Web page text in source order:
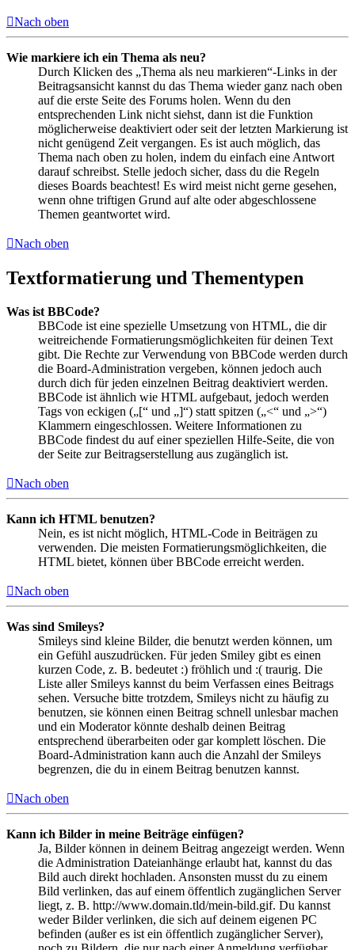
Nach oben
Wie markiere ich ein Thema als neu?
Durch Klicken des „Thema als neu markieren“-Links in der
Beitragsansicht kannst du das Thema wieder ganz nach oben
auf die erste Seite des Forums holen. Wenn du den
entsprechenden Link nicht siehst, dann ist die Funktion
möglicherweise deaktiviert oder seit der letzten Markierung ist
nicht genügend Zeit vergangen. Es ist auch möglich, das
Thema nach oben zu holen, indem du einfach eine Antwort
darauf schreibst. Stelle jedoch sicher, dass du die Regeln
dieses Boards beachtest! Es wird meist nicht gerne gesehen,
wenn ohne triftigen Grund auf alte oder abgeschlossene
Themen geantwortet wird.
Nach oben
Textformatierung und Thementypen
Was ist BBCode?
BBCode ist eine spezielle Umsetzung von HTML, die dir
weitreichende Formatierungsmöglichkeiten für deinen Text
gibt. Die Rechte zur Verwendung von BBCode werden durch
die Board-Administration vergeben, können jedoch auch
durch dich für jeden einzelnen Beitrag deaktiviert werden.
BBCode ist ähnlich wie HTML aufgebaut, jedoch werden
Tags von eckigen („[“ und „]“) statt spitzen („<“ und „>“)
Klammern eingeschlossen. Weitere Informationen zu
BBCode findest du auf einer speziellen Hilfe-Seite, die von
der Seite zur Beitragserstellung aus zugänglich ist.
Nach oben
Kann ich HTML benutzen?
Nein, es ist nicht möglich, HTML-Code in Beiträgen zu
verwenden. Die meisten Formatierungsmöglichkeiten, die
HTML bietet, können über BBCode erreicht werden.
Nach oben
Was sind Smileys?
Smileys sind kleine Bilder, die benutzt werden können, um
ein Gefühl auszudrücken. Für jeden Smiley gibt es einen
kurzen Code, z. B. bedeutet :) fröhlich und :( traurig. Die
Liste aller Smileys kannst du beim Verfassen eines Beitrags
sehen. Versuche bitte trotzdem, Smileys nicht zu häufig zu
benutzen, sie können einen Beitrag schnell unlesbar machen
und ein Moderator könnte deshalb deinen Beitrag
entsprechend überarbeiten oder gar komplett löschen. Die
Board-Administration kann auch die Anzahl der Smileys
begrenzen, die du in einem Beitrag benutzen kannst.
Nach oben
Kann ich Bilder in meine Beiträge einfügen?
Ja, Bilder können in deinem Beitrag angezeigt werden. Wenn
die Administration Dateianhänge erlaubt hat, kannst du das
Bild auch direkt hochladen. Ansonsten musst du zu einem
Bild verlinken, das auf einem öffentlich zugänglichen Server
liegt, z. B. http://www.domain.tld/mein-bild.gif. Du kannst
weder Bilder verlinken, die sich auf deinem eigenen PC
befinden (außer es ist ein öffentlich zugänglicher Server),